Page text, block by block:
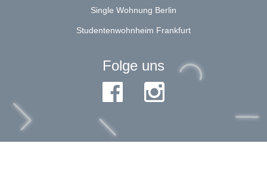
Single Wohnung Berlin
Studentenwohnheim Frankfurt
Folge uns